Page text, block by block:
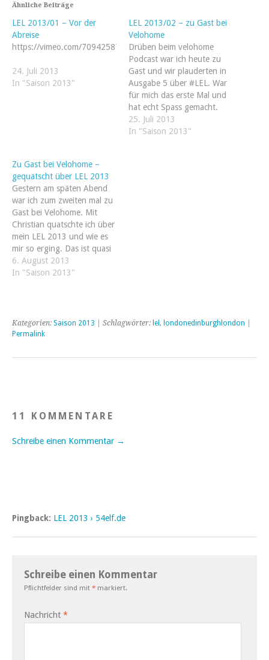
Ähnliche Beiträge
LEL 2013/01 – Vor der
Abreise
https://vimeo.com/70942587
24. Juli 2013
In "Saison 2013"
LEL 2013/02 – zu Gast bei
Velohome
Drüben beim velohome
Podcast war ich heute zu
Gast und wir plauderten in
Ausgabe 5 über #LEL. War
für mich das erste Mal und
hat echt Spass gemacht.
Hoffe die Stunde unterhält
Euch und langweilt nicht ;)
25. Juli 2013
In "Saison 2013"
Zu Gast bei Velohome –
gequatscht über LEL 2013
Gestern am späten Abend
war ich zum zweiten mal zu
Gast bei Velohome. Mit
Christian quatschte ich über
mein LEL 2013 und wie es
mir so erging. Das ist quasi
ein erster Rückblick, der
aber den schriftlichen hier
6. August 2013
In "Saison 2013"
Kategorien: Saison 2013 | Schlagwörter: lel , londonedinburghlondon
Permalink
11 KOMMENTARE
Schreibe einen Kommentar →
Pingback: LEL 2013 › 54elf.de
Schreibe einen Kommentar
Pflichtfelder sind mit * markiert.
Nachricht *